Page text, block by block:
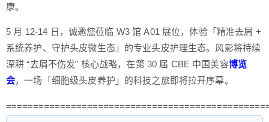
康。
5 月 12-14 日，诚邀您莅临 W3 馆 A01 展位，体验「精准去屑 +
系统养护、守护头皮微生态」的专业头皮护理生态。风影将持续
深耕 “去屑不伤发” 核心战略，在第 30 届 CBE 中国美容博览
会，一场「细胞级头皮养护」的科技之旅即将拉开序幕。